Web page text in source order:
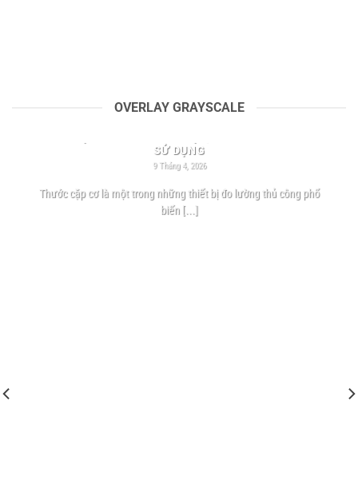
OVERLAY GRAYSCALE
SỬ DỤNG
9 Tháng 4, 2026
Thước cặp cơ là một trong những thiết bị đo lường thủ công phổ
biến [...]